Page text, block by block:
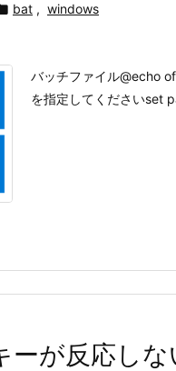
bat , windows
バッチファイル@echo
を指定してくださいset
が反応しな